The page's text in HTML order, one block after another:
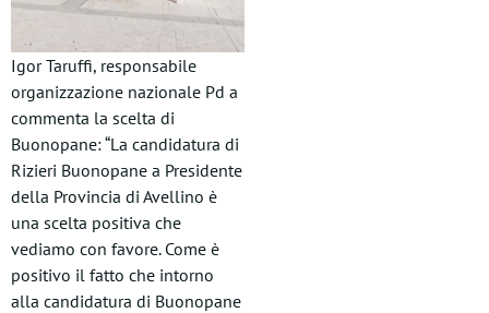
Igor Taruffi, responsabile
organizzazione nazionale Pd a
commenta la scelta di
Buonopane: “La candidatura di
Rizieri Buonopane a Presidente
della Provincia di Avellino è
una scelta positiva che
vediamo con favore. Come è
positivo il fatto che intorno
alla candidatura di Buonopane